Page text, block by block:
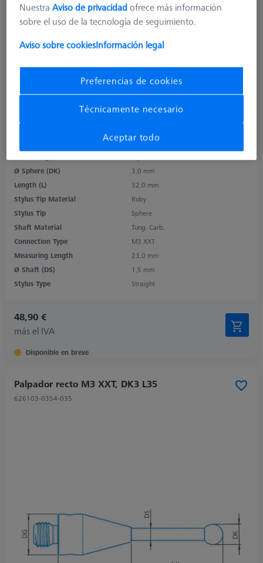
Ø Sphere (DK)
3,0 mm
Length (L)
32,0 mm
Stylus Tip Material
Ruby
Stylus Tip
Sphere
Shaft Material
Tung. Carb.
Connection Type
M3 XXT
Measuring Length
23,0 mm
Ø Shaft (DS)
1,5 mm
Stylus Type
Straight
48,90 €
más el IVA
Disponible en breve
Palpador recto M3 XXT, DK3 L35
626103-0354-035
NuestraAviso de privacidadofrece más información
sobre el uso de la tecnología de seguimiento.
Aviso sobre cookiesInformación legal
Preferencias de cookies
Técnicamente necesario
Aceptar todo